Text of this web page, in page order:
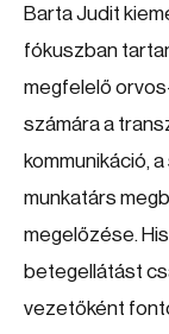
Barta Judit
fókuszban
megfelelő
számára a
kommunikáció,
munkatárs
megelőzése.
betegellátást
vezetőként